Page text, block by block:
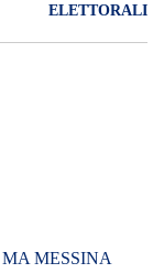
ELETTORALI
MESSINA